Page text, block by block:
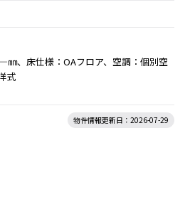
㎜、床仕様：OAフロア、空調：個別空
式
物件情報更新日：2026-07-29